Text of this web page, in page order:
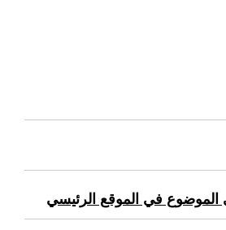
الموضوع في الموقع الرئيسي